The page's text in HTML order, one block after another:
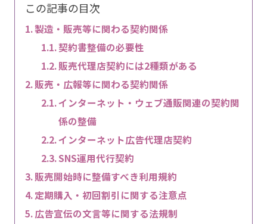
この記事の目次
製造・販売等に関わる契約関係
契約書整備の必要性
販売代理店契約には2種類がある
販売・広報等に関わる契約関係
インターネット・ウェブ通販関連の契約関
係の整備
インターネット広告代理店契約
SNS運用代行契約
販売開始時に整備すべき利用規約
定期購入・初回割引に関する注意点
広告宣伝の文言等に関する法規制